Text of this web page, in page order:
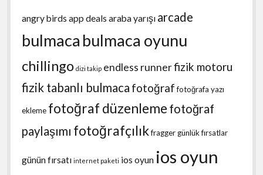
angry birds app deals araba yarışı arcade
bulmaca bulmaca oyunu
chillingo dizi takip endless runnerfizik motoru
fizik tabanlı bulmaca fotoğraf fotoğrafa yazı
ekleme fotoğraf düzenleme fotoğraf
paylaşımı fotoğrafçılıkfraggergünlük fırsatlar
günün fırsatı internet paketi ios oyun ios oyun